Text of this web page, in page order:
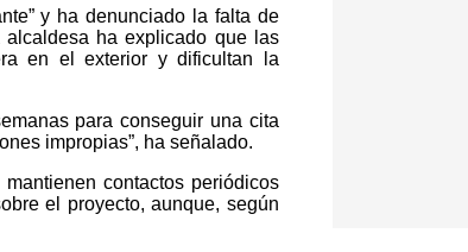
y ha denunciado la falta de
alcaldesa ha explicado que las
en el exterior y dificultan la
para conseguir una cita
impropias”, ha señalado.
contactos periódicos
el proyecto, aunque, según